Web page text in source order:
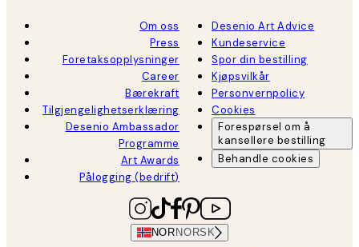
Om oss
Press
Foretaksopplysninger
Career
Bærekraft
Tilgjengelighetserklæring
Desenio Ambassador
Programme
Art Awards
Pålogging (bedrift)
Desenio Art Advice
Kundeservice
Spor din bestilling
Kjøpsvilkår
Personvernpolicy
Cookies
Forespørsel om å
kansellere bestilling
Behandle cookies
NOR NORSK